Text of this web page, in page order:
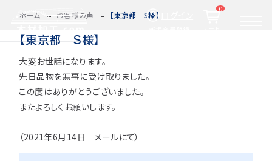
0
自動お見積もり・ご注文はこちらから
カット・塗装のみ
フルオーダー
図面をお持ちの方へ
ホーム お客様の声 【東京都 S様】
【東京都 S様】
大変お世話になります。
先日品物を無事に受け取りました。
この度はありがとうございました。
またよろしくお願いします。
（2021年6月14日 メールにて）